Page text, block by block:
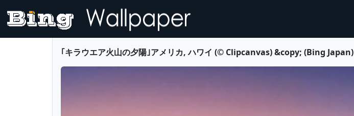
｢キラウエア火山の夕陽｣アメリカ, ハワイ (© Clipcanvas) &copy; (Bing Japan)